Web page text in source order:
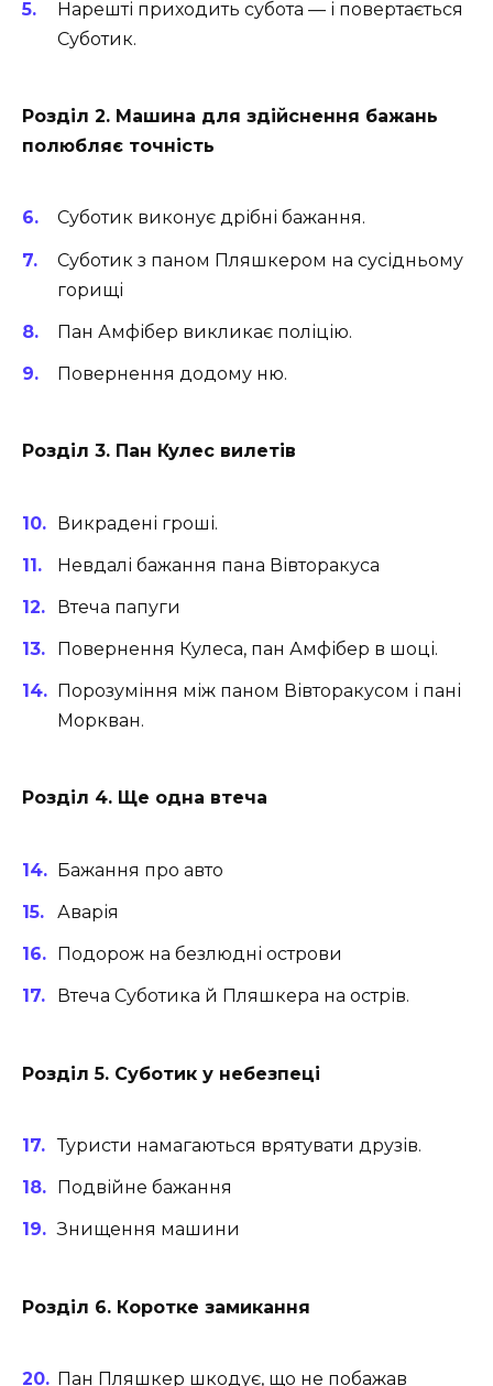
Нарешті приходить субота — і повертається
Суботик.
Розділ 2. Машина для здійснення бажань
полюбляє точність
Суботик виконує дрібні бажання.
Суботик з паном Пляшкером на сусідньому
горищі
Пан Амфібер викликає поліцію.
Повернення додому ню.
Розділ 3. Пан Кулес вилетів
Викрадені гроші.
Невдалі бажання пана Вівторакуса
Втеча папуги
Повернення Кулеса, пан Амфібер в шоці.
Порозуміння між паном Вівторакусом і пані
Моркван.
Розділ 4. Ще одна втеча
Бажання про авто
Аварія
Подорож на безлюдні острови
Втеча Суботика й Пляшкера на острів.
Розділ 5. Суботик у небезпеці
Туристи намагаються врятувати друзів.
Подвійне бажання
Знищення машини
Розділ 6. Коротке замикання
Пан Пляшкер шкодує, що не побажав